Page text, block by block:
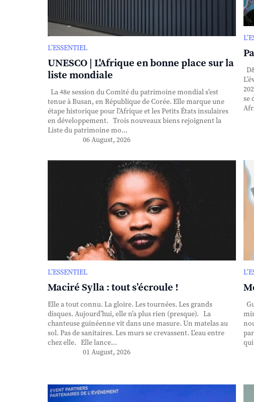
L’ESSENTIEL
UNESCO | L'Afrique en bonne place sur la
liste mondiale
La 48e session du Comité du patrimoine mondial s'est
tenue à Busan, en République de Corée. Elle marque une
étape historique pour l'Afrique et les Petits États insulaires
en développement. Trois nouveaux biens rejoignent la
Liste du patrimoine mo...
06 August, 2026
se
L’ESSENTIEL
Maciré Sylla : tout s’écroule !
Elle a tout connu. La gloire. Les tournées. Les grands
disques. Aujourd’hui, elle n’a plus rien (presque). La
chanteuse guinéenne vit dans une masure. Un matelas au
sol. Pas de sanitaires. Les murs se crevassent. L'eau entre
chez elle. Elle lance...
01 August, 2026